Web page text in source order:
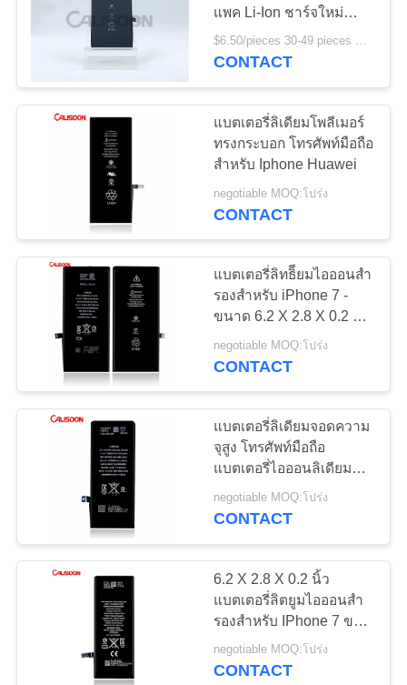
แพค Li-Ion ชาร์จใหม่
ODM
$6.50/pieces 30-49 pieces MOQ:30 ชิ้น
CONTACT
แบตเตอรี่ลิเดียมโพลีเมอร์
ทรงกระบอก โทรศัพท์มือถือ
สําหรับ Iphone Huawei
negotiable MOQ:โปร่ง
CONTACT
แบตเตอรี่ลิทธิียมไอออนสํา
รองสําหรับ iPhone 7 -
ขนาด 6.2 X 2.8 X 0.2 นิ้ว
negotiable MOQ:โปร่ง
CONTACT
แบตเตอรี่ลิเดียมจอดความ
จุสูง โทรศัพท์มือถือ
แบตเตอรี่ไอออนลิเดียม
3.82V แบตเตอรี่สํารอง
negotiable MOQ:โปร่ง
CONTACT
6.2 X 2.8 X 0.2 นิ้ว
แบตเตอรี่ลิตยูมไอออนสํา
รองสําหรับ IPhone 7 ขาว
negotiable MOQ:โปร่ง
CONTACT